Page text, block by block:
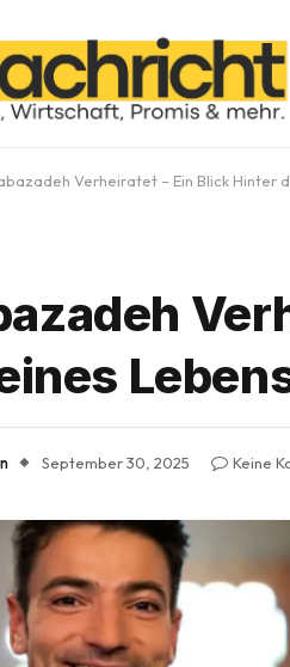
Verheiratet – Ein Blick Hinter
September 30, 2025 Keine